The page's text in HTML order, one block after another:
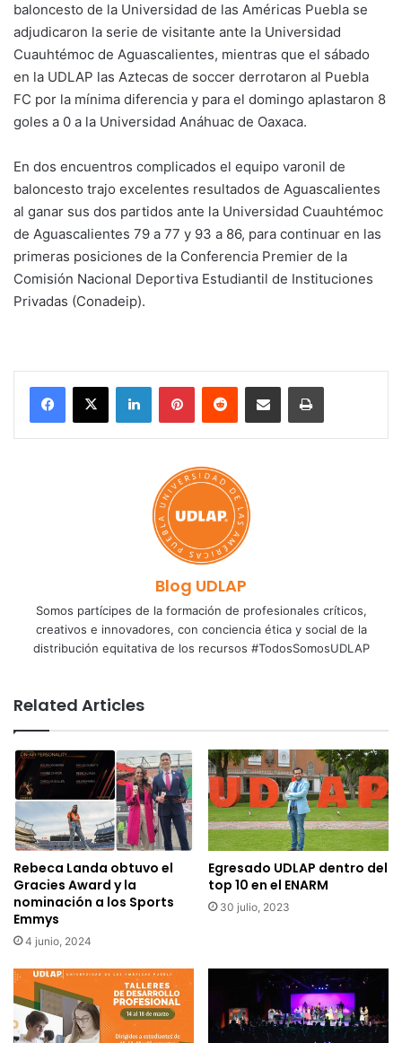
baloncesto de la Universidad de las Américas Puebla se
adjudicaron la serie de visitante ante la Universidad
Cuauhtémoc de Aguascalientes, mientras que el sábado
en la UDLAP las Aztecas de soccer derrotaron al Puebla
FC por la mínima diferencia y para el domingo aplastaron 8
goles a 0 a la Universidad Anáhuac de Oaxaca.
En dos encuentros complicados el equipo varonil de
baloncesto trajo excelentes resultados de Aguascalientes
al ganar sus dos partidos ante la Universidad Cuauhtémoc
de Aguascalientes 79 a 77 y 93 a 86, para continuar en las
primeras posiciones de la Conferencia Premier de la
Comisión Nacional Deportiva Estudiantil de Instituciones
Privadas (Conadeip).
LinkedInPinterestReddit Share via Email Print
Blog UDLAP
Somos partícipes de la formación de profesionales críticos,
creativos e innovadores, con conciencia ética y social de la
distribución equitativa de los recursos #TodosSomosUDLAP
Related Articles
Rebeca Landa obtuvo el
Gracies Award y la
nominación a los Sports
Emmys
4 junio, 2024
Egresado UDLAP dentro del
top 10 en el ENARM
30 julio, 2023